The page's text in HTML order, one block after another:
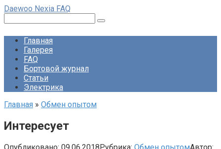
Перейти
контенту
Daewoo Nexia FAQ
Главная
Галерея
FAQ
Бортовой журнал
Статьи
Электрика
Главная » Обмен опытом
Интересует